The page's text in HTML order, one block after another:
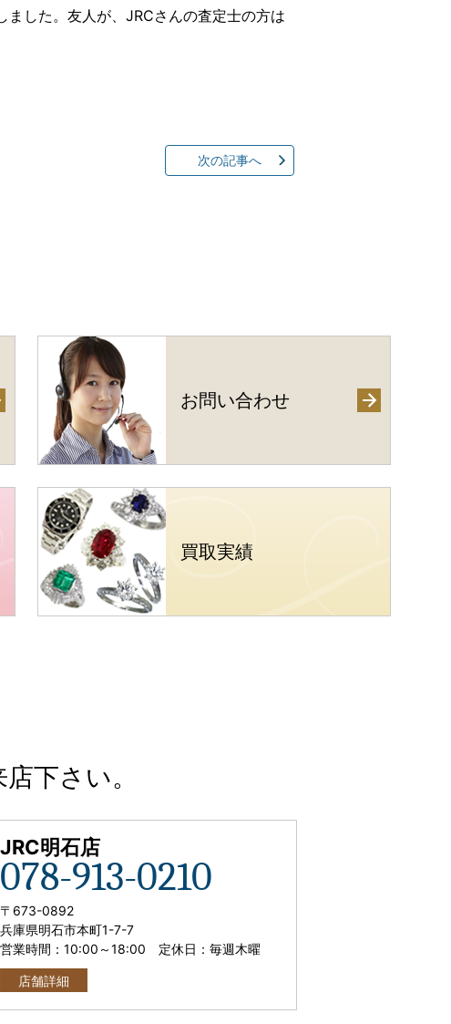
した。友人が、JRCさんの査定士の方は
次の記事へ
お問い合わせ
買取実績
下さい。
JRC明石店
078-913-0210
〒673-0892
兵庫県明石市本町1-7-7
営業時間：10:00 ～18:00 定休日：毎週木曜
店舗詳細